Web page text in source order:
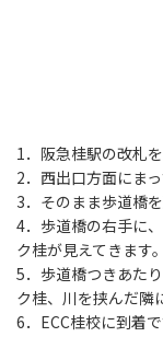
1．阪急桂駅の改札
2．西出口方面にまっ
3．そのまま歩道橋を
4．歩道橋の右手に
ク桂が見えてきます。
5．歩道橋つきあた
ク桂、川を挟んだ隣
6．ECC桂校に到着で